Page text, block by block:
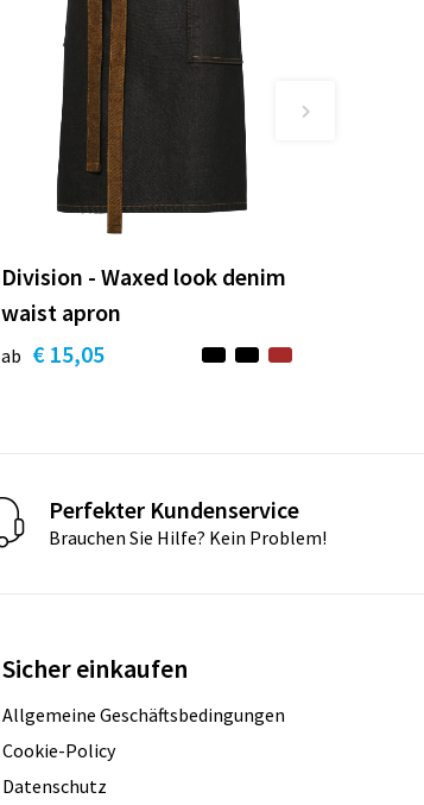
Division - Waxed look denim
waist apron
ab € 15,05
Perfekter Kundenservice
Brauchen Sie Hilfe? Kein Problem!
Sicher einkaufen
Allgemeine Geschäftsbedingungen
Cookie-Policy
Datenschutz